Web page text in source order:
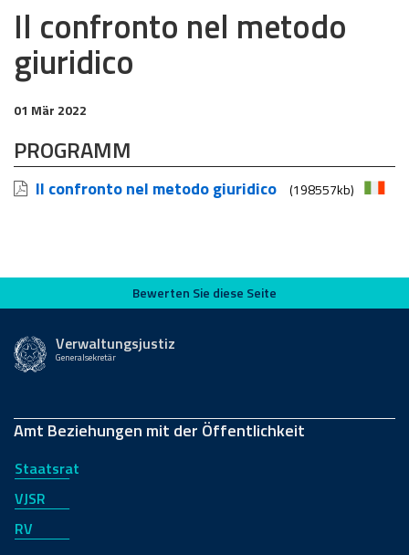
Il confronto nel metodo
giuridico
01 Mär 2022
PROGRAMM
Il confronto nel metodo giuridico (198557kb)
Bewerten Sie diese Seite
Bewerten Sie diese Seite
Verwaltungsjustiz
Generalsekretär
Amt Beziehungen mit der Öffentlichkeit
Staatsrat
VJSR
RV